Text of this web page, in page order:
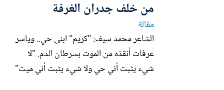
من خلف جدران الغرفة
مقالة
الشاعر محمد سيف: "كريم" ابنى حي.. وياسر
عرفات أنقذه من الموت بسرطان الدم. "لا
شيء يثبت أني حي ولا شيء يثبت أني ميت"